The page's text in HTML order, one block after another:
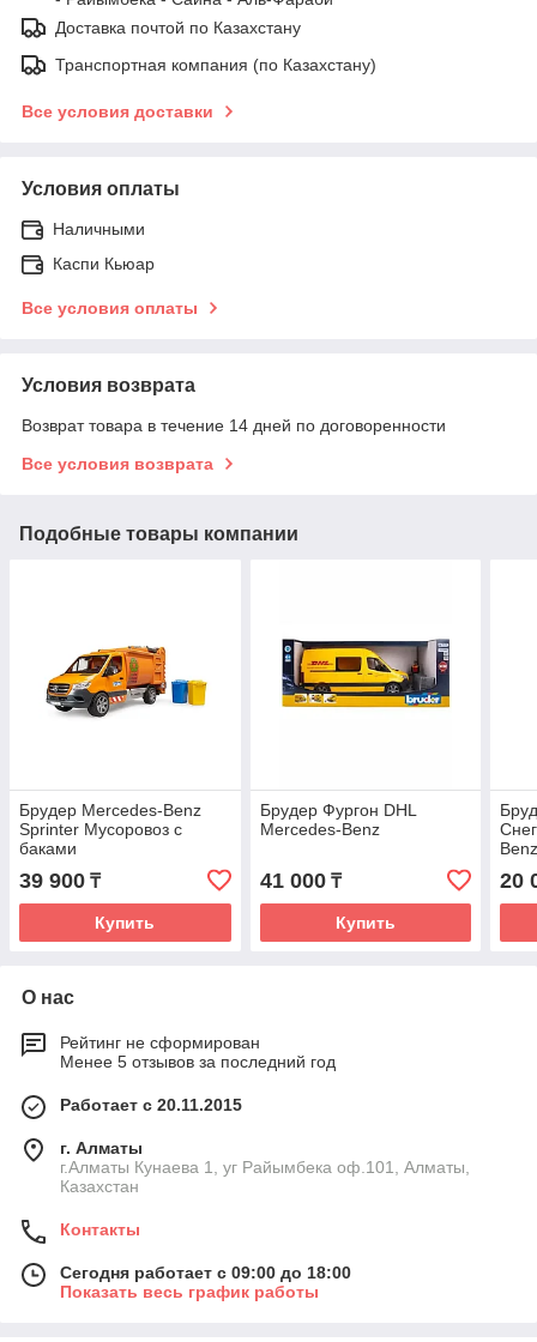
Доставка почтой по Казахстану
Транспортная компания (по Казахстану)
Все условия доставки
Условия оплаты
Наличными
Каспи Кьюар
Все условия оплаты
Условия возврата
Возврат товара в течение 14 дней по договоренности
Все условия возврата
Подобные товары компании
Брудер Mercedes-Benz
Sprinter Мусоровоз с
баками
39 900 ₸
Купить
Брудер Фургон DHL
Mercedes-Benz
41 000₸
Купить
20
О нас
Рейтинг не сформирован
Менее 5 отзывов за последний год
Работает с 20.11.2015
г. Алматы
г.Алматы Кунаева 1, уг Райымбека оф.101, Алматы,
Казахстан
Контакты
Сегодня работает с 09:00 до 18:00
Показать весь график работы